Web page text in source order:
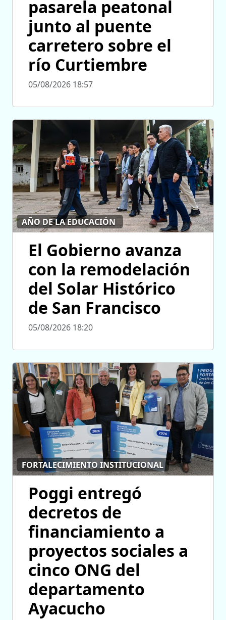
pasarela peatonal
junto al puente
carretero sobre el
río Curtiembre
05/08/2026 18:57
AÑO DE LA EDUCACIÓN
El Gobierno avanza
con la remodelación
del Solar Histórico
de San Francisco
05/08/2026 18:20
FORTALECIMIENTO INSTITUCIONAL
Poggi entregó
decretos de
financiamiento a
proyectos sociales a
cinco ONG del
departamento
Ayacucho